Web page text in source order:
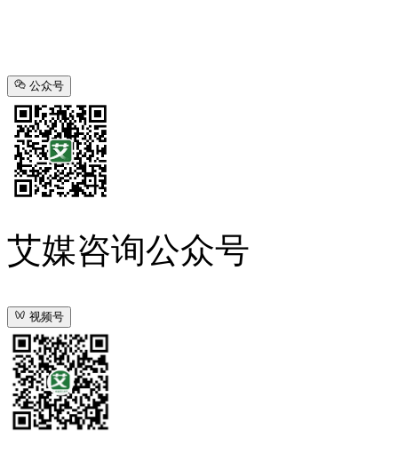
公众号
艾媒咨询公众号
视频号